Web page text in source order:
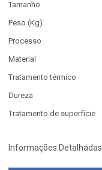
Tamanho
Peso (Kg)
Processo
Material
Tratamento térmico
Dureza
Tratamento de superfície
Informações Detalhadas